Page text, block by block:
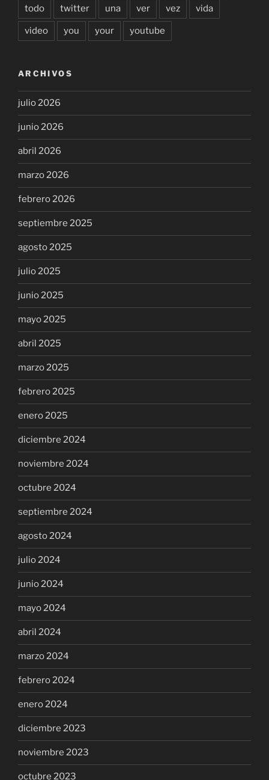
todo twitter una ver vez vida
video you your youtube
ARCHIVOS
julio 2026
junio 2026
abril 2026
marzo 2026
febrero 2026
septiembre 2025
agosto 2025
julio 2025
junio 2025
mayo 2025
abril 2025
marzo 2025
febrero 2025
enero 2025
diciembre 2024
noviembre 2024
octubre 2024
septiembre 2024
agosto 2024
julio 2024
junio 2024
mayo 2024
abril 2024
marzo 2024
febrero 2024
enero 2024
diciembre 2023
noviembre 2023
octubre 2023